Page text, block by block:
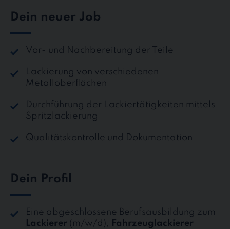
Dein neuer Job
Vor- und Nachbereitung der Teile
Lackierung von verschiedenen
Metalloberflächen
Durchführung der Lackiertätigkeiten mittels
Spritzlackierung
Qualitätskontrolle und Dokumentation
Dein Profil
Eine abgeschlossene Berufsausbildung zum
Lackierer (m/w/d),
Fahrzeuglackierer